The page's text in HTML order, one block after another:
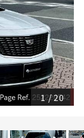
1/20